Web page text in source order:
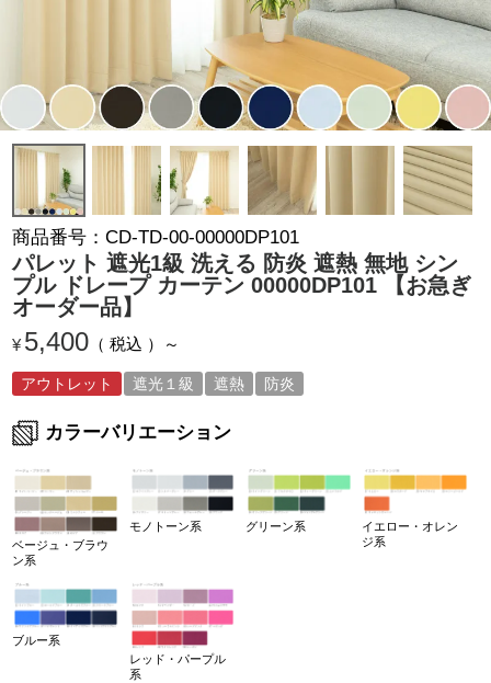
商品番号 CD-TD-00-00000DP101
パレット 遮光1級 洗える 防炎 遮熱 無地 シン
プル ドレープ カーテン 00000DP101 【お急ぎ
オーダー品】
¥ 5,400 税込
アウトレット 遮光１級 遮熱 防炎
カラーバリエーション
ベージュ・ブラウ
ン系
モノトーン系 グリーン系
イエロー・オレン
ジ系
ブルー系
レッド・パープル
系